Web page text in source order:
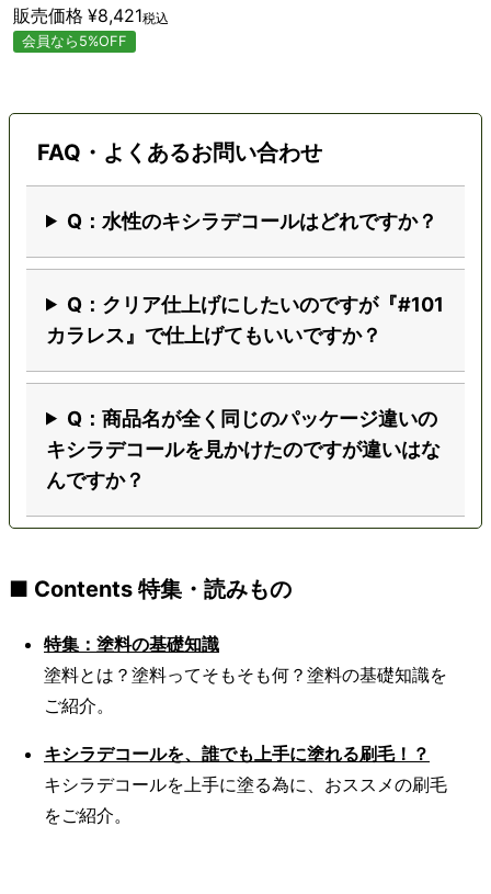
販売価格 ¥8,421税込
会員なら5%OFF
FAQ・よくあるお問い合わせ
Q：水性のキシラデコールはどれですか？
Q：クリア仕上げにしたいのですが『#101
カラレス』で仕上げてもいいですか？
Q：商品名が全く同じのパッケージ違いの
キシラデコールを見かけたのですが違いはな
んですか？
■ Contents 特集・読みもの
特集：塗料の基礎知識
塗料とは？塗料ってそもそも何？塗料の基礎知識を
ご紹介。
キシラデコールを、誰でも上手に塗れる刷毛！？
キシラデコールを上手に塗る為に、おススメの刷毛
をご紹介。